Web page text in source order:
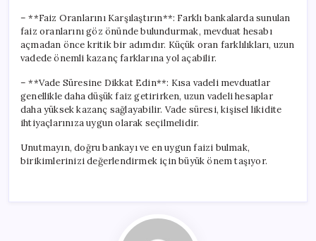
– **Faiz Oranlarını Karşılaştırın**: Farklı bankalarda sunulan
faiz oranlarını göz önünde bulundurmak, mevduat hesabı
açmadan önce kritik bir adımdır. Küçük oran farklılıkları, uzun
vadede önemli kazanç farklarına yol açabilir.
– **Vade Süresine Dikkat Edin**: Kısa vadeli mevduatlar
genellikle daha düşük faiz getirirken, uzun vadeli hesaplar
daha yüksek kazanç sağlayabilir. Vade süresi, kişisel likidite
ihtiyaçlarınıza uygun olarak seçilmelidir.
Unutmayın, doğru bankayı ve en uygun faizi bulmak,
birikimlerinizi değerlendirmek için büyük önem taşıyor.